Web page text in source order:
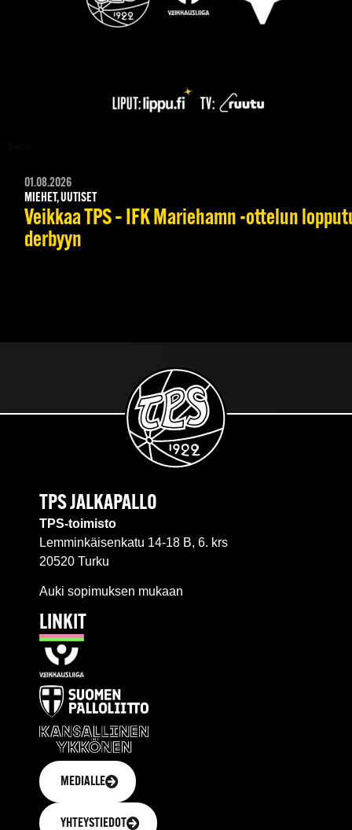
01.08.2026
MIEHET, UUTISET
Veikkaa TPS – IFK Mariehamn -ottelun
derbyyn
TPS JALKAPALLO
TPS-toimisto
Lemminkäisenkatu 14-18 B, 6. krs
20520 Turku
Auki sopimuksen mukaan
LINKIT
MEDIALLE
YHTEYSTIEDOT